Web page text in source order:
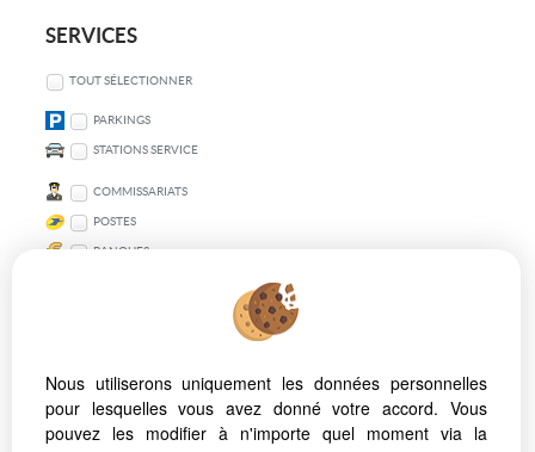
SERVICES
TOUT SÉLECTIONNER
PARKINGS
STATIONS SERVICE
COMMISSARIATS
POSTES
BANQUES
TRANSPORT EN COMMUN
VÉLO
MÉTRO
Nous utiliserons uniquement les données personnelles
pour lesquelles vous avez donné votre accord. Vous
pouvez les modifier à n'importe quel moment via la